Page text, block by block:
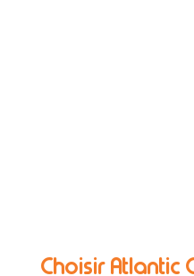
Choisir Atlantic